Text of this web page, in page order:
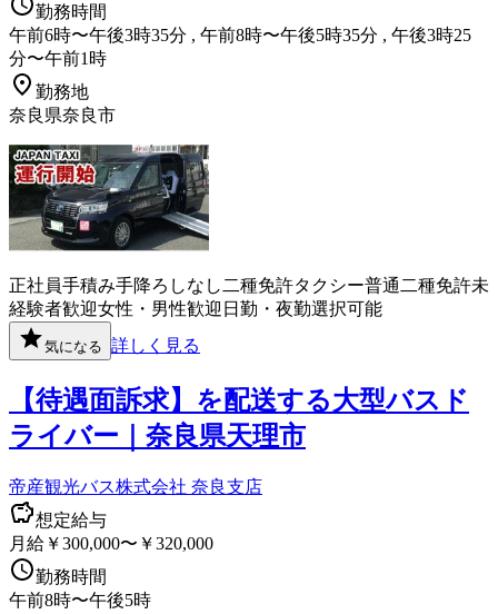
勤務時間
午前6時〜午後3時35分 , 午前8時〜午後5時35分 , 午後3時25
分〜午前1時
勤務地
奈良県奈良市
正社員手積み手降ろしなし 二種免許タクシー普通二種免許未
経験者歓迎女性・男性歓迎 日勤・夜勤選択可能
気になる 詳しく見る
【待遇面訴求】を配送する大型バスド
ライバー｜奈良県天理市
帝産観光バス株式会社 奈良支店
想定給与
月給￥300,000〜￥320,000
勤務時間
午前8時〜午後5時